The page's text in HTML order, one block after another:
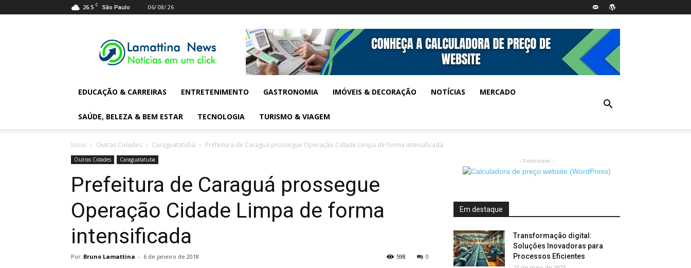
26.5 C São Paulo 06/ 08/ 26
Digital
News
EDUCAÇÃO & CARREIRAS ENTRETENIMENTO GASTRONOMIA IMÓVEIS & DECORAÇÃO NOTÍCIAS MERCADO
SAÚDE, BELEZA & BEM ESTAR TECNOLOGIA TURISMO & VIAGEM
Inicio Outras Cidades Caraguatatuba Prefeitura de Caraguá prossegue Operação Cidade Limpa de forma intensificada
Outras Cidades Caraguatatuba
Prefeitura de Caraguá prossegue
Operação Cidade Limpa de forma
intensificada
Por Bruno Lamattina - 6 de janeiro de 2018 0
598
- Publicidade -
Em destaque
Transformação digital:
Soluções Inovadoras para
Processos Eficientes